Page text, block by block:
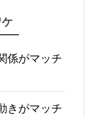
係がマッチ
きがマッチ